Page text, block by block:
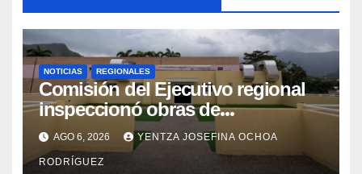
NOTICIAS REGIONALES
Comisión del Ejecutivo regional
inspeccionó obras de
recuperación en la Maternidad
Integral Aragua
AGO 6, 2026 YENTZA JOSEFINA OCHOA
RODRÍGUEZ